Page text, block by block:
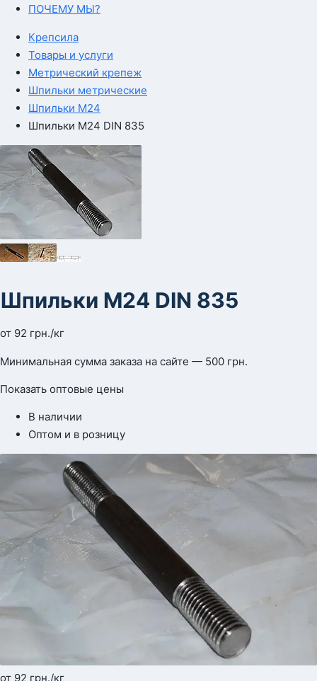
ПОЧЕМУ МЫ?
Крепсила
Товары и услуги
Метрический крепеж
Шпильки метрические
Шпильки М24
Шпильки М24 DIN 835
Шпильки М24 DIN 835
от 92 грн./кг
Минимальная сумма заказа на сайте — 500 грн.
Показать оптовые цены
В наличии
Оптом и в розницу
от 92 грн./кг